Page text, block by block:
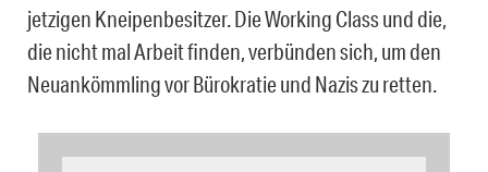
jetzigen Kneipenbesitzer. Die Working Class und die,
die nicht mal Arbeit finden, verbünden sich, um den
Neuankömmling vor Bürokratie und Nazis zu retten.